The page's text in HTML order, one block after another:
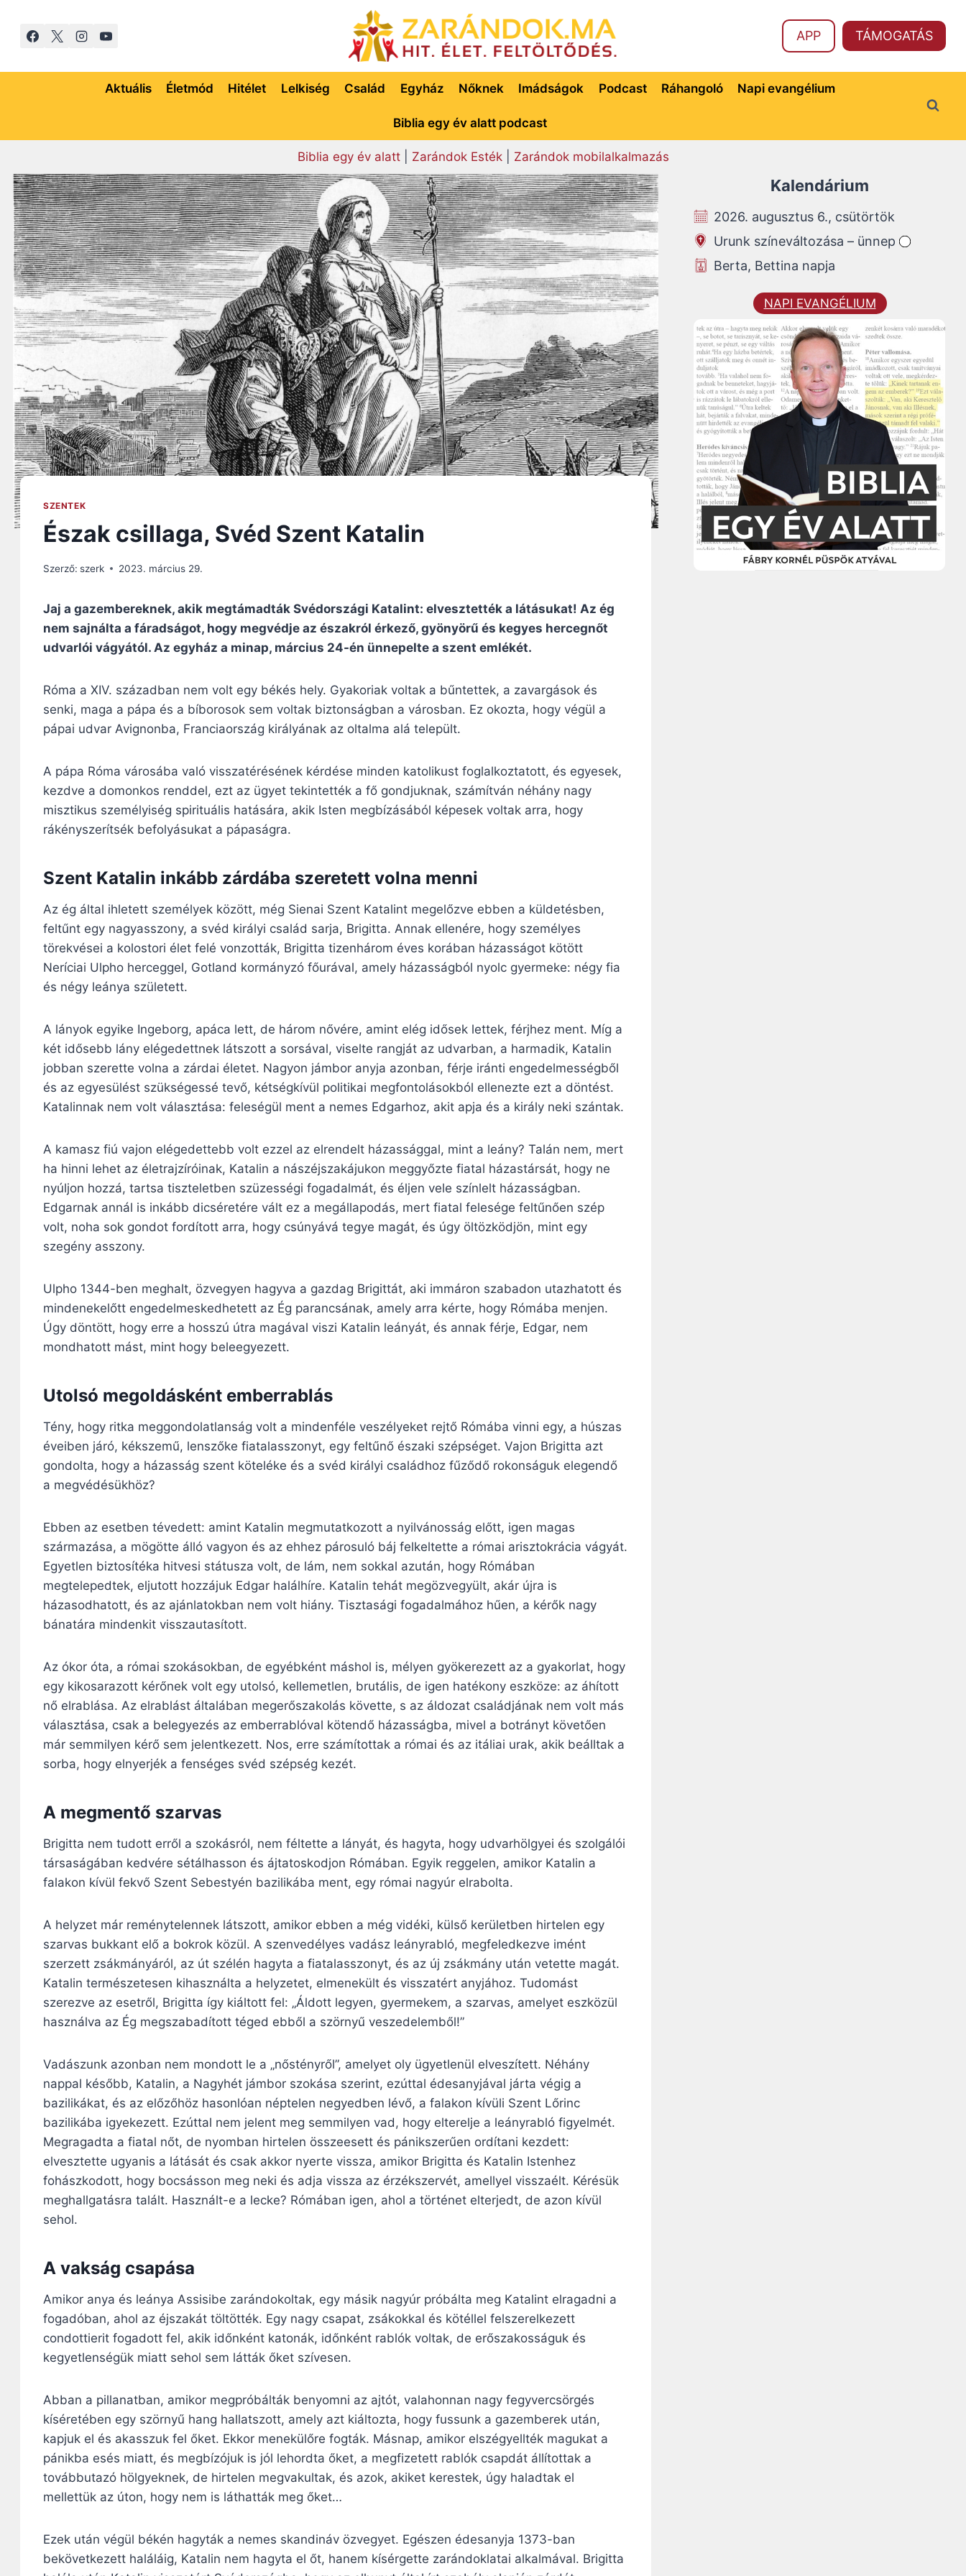
APP TÁMOGATÁS
Aktuális Életmód Hitélet Lelkiség Család Egyház Nőknek Imádságok Podcast Ráhangoló Napi evangélium
Biblia egy év alatt podcast
Biblia egy év alatt| Zarándok Esték| Zarándok mobilalkalmazás
SZENTEK
Észak csillaga, Svéd Szent Katalin
Szerző: szerk 2023. március 29.
Jaj a gazembereknek, akik megtámadták Svédországi Katalint: elvesztették a látásukat! Az ég
nem sajnálta a fáradságot, hogy megvédje az északról érkező, gyönyörű és kegyes hercegnőt
udvarlói vágyától. Az egyház a minap, március 24-én ünnepelte a szent emlékét.
Róma a XIV. században nem volt egy békés hely. Gyakoriak voltak a bűntettek, a zavargások és
senki, maga a pápa és a bíborosok sem voltak biztonságban a városban. Ez okozta, hogy végül a
pápai udvar Avignonba, Franciaország királyának az oltalma alá települt.
A pápa Róma városába való visszatérésének kérdése minden katolikust foglalkoztatott, és egyesek,
kezdve a domonkos renddel, ezt az ügyet tekintették a fő gondjuknak, számítván néhány nagy
misztikus személyiség spirituális hatására, akik Isten megbízásából képesek voltak arra, hogy
rákényszerítsék befolyásukat a pápaságra.
Szent Katalin inkább zárdába szeretett volna menni
Az ég által ihletett személyek között, még Sienai Szent Katalint megelőzve ebben a küldetésben,
feltűnt egy nagyasszony, a svéd királyi család sarja, Brigitta. Annak ellenére, hogy személyes
törekvései a kolostori élet felé vonzották, Brigitta tizenhárom éves korában házasságot kötött
Neríciai Ulpho herceggel, Gotland kormányzó főurával, amely házasságból nyolc gyermeke: négy fia
és négy leánya született.
A lányok egyike Ingeborg, apáca lett, de három nővére, amint elég idősek lettek, férjhez ment. Míg a
két idősebb lány elégedettnek látszott a sorsával, viselte rangját az udvarban, a harmadik, Katalin
jobban szerette volna a zárdai életet. Nagyon jámbor anyja azonban, férje iránti engedelmességből
és az egyesülést szükségessé tevő, kétségkívül politikai megfontolásokból ellenezte ezt a döntést.
Katalinnak nem volt választása: feleségül ment a nemes Edgarhoz, akit apja és a király neki szántak.
A kamasz fiú vajon elégedettebb volt ezzel az elrendelt házassággal, mint a leány? Talán nem, mert
ha hinni lehet az életrajzíróinak, Katalin a nászéjszakájukon meggyőzte fiatal házastársát, hogy ne
nyúljon hozzá, tartsa tiszteletben szüzességi fogadalmát, és éljen vele színlelt házasságban.
Edgarnak annál is inkább dicséretére vált ez a megállapodás, mert fiatal felesége feltűnően szép
volt, noha sok gondot fordított arra, hogy csúnyává tegye magát, és úgy öltözködjön, mint egy
szegény asszony.
Ulpho 1344-ben meghalt, özvegyen hagyva a gazdag Brigittát, aki immáron szabadon utazhatott és
mindenekelőtt engedelmeskedhetett az Ég parancsának, amely arra kérte, hogy Rómába menjen.
Úgy döntött, hogy erre a hosszú útra magával viszi Katalin leányát, és annak férje, Edgar, nem
mondhatott mást, mint hogy beleegyezett.
Utolsó megoldásként emberrablás
Tény, hogy ritka meggondolatlanság volt a mindenféle veszélyeket rejtő Rómába vinni egy, a húszas
éveiben járó, kékszemű, lenszőke fiatalasszonyt, egy feltűnő északi szépséget. Vajon Brigitta azt
gondolta, hogy a házasság szent köteléke és a svéd királyi családhoz fűződő rokonságuk elegendő
a megvédésükhöz?
Ebben az esetben tévedett: amint Katalin megmutatkozott a nyilvánosság előtt, igen magas
származása, a mögötte álló vagyon és az ehhez párosuló báj felkeltette a római arisztokrácia vágyát.
Egyetlen biztosítéka hitvesi státusza volt, de lám, nem sokkal azután, hogy Rómában
megtelepedtek, eljutott hozzájuk Edgar halálhíre. Katalin tehát megözvegyült, akár újra is
házasodhatott, és az ajánlatokban nem volt hiány. Tisztasági fogadalmához hűen, a kérők nagy
bánatára mindenkit visszautasított.
Az ókor óta, a római szokásokban, de egyébként máshol is, mélyen gyökerezett az a gyakorlat, hogy
egy kikosarazott kérőnek volt egy utolsó, kellemetlen, brutális, de igen hatékony eszköze: az áhított
nő elrablása. Az elrablást általában megerőszakolás követte, s az áldozat családjának nem volt más
választása, csak a belegyezés az emberrablóval kötendő házasságba, mivel a botrányt követően
már semmilyen kérő sem jelentkezett. Nos, erre számítottak a római és az itáliai urak, akik beálltak a
sorba, hogy elnyerjék a fenséges svéd szépség kezét.
A megmentő szarvas
Brigitta nem tudott erről a szokásról, nem féltette a lányát, és hagyta, hogy udvarhölgyei és szolgálói
társaságában kedvére sétálhasson és ájtatoskodjon Rómában. Egyik reggelen, amikor Katalin a
falakon kívül fekvő Szent Sebestyén bazilikába ment, egy római nagyúr elrabolta.
A helyzet már reménytelennek látszott, amikor ebben a még vidéki, külső kerületben hirtelen egy
szarvas bukkant elő a bokrok közül. A szenvedélyes vadász leányrabló, megfeledkezve imént
szerzett zsákmányáról, az út szélén hagyta a fiatalasszonyt, és az új zsákmány után vetette magát.
Katalin természetesen kihasználta a helyzetet, elmenekült és visszatért anyjához. Tudomást
szerezve az esetről, Brigitta így kiáltott fel: „Áldott legyen, gyermekem, a szarvas, amelyet eszközül
használva az Ég megszabadított téged ebből a szörnyű veszedelemből!”
Vadászunk azonban nem mondott le a „nőstényről”, amelyet oly ügyetlenül elveszített. Néhány
nappal később, Katalin, a Nagyhét jámbor szokása szerint, ezúttal édesanyjával járta végig a
bazilikákat, és az előzőhöz hasonlóan néptelen negyedben lévő, a falakon kívüli Szent Lőrinc
bazilikába igyekezett. Ezúttal nem jelent meg semmilyen vad, hogy elterelje a leányrabló figyelmét.
Megragadta a fiatal nőt, de nyomban hirtelen összeesett és pánikszerűen ordítani kezdett:
elvesztette ugyanis a látását és csak akkor nyerte vissza, amikor Brigitta és Katalin Istenhez
fohászkodott, hogy bocsásson meg neki és adja vissza az érzékszervét, amellyel visszaélt. Kérésük
meghallgatásra talált. Használt-e a lecke? Rómában igen, ahol a történet elterjedt, de azon kívül
sehol.
A vakság csapása
Amikor anya és leánya Assisibe zarándokoltak, egy másik nagyúr próbálta meg Katalint elragadni a
fogadóban, ahol az éjszakát töltötték. Egy nagy csapat, zsákokkal és kötéllel felszerelkezett
condottierit fogadott fel, akik időnként katonák, időnként rablók voltak, de erőszakosságuk és
kegyetlenségük miatt sehol sem látták őket szívesen.
Abban a pillanatban, amikor megpróbálták benyomni az ajtót, valahonnan nagy fegyvercsörgés
kíséretében egy szörnyű hang hallatszott, amely azt kiáltozta, hogy fussunk a gazemberek után,
kapjuk el és akasszuk fel őket. Ekkor menekülőre fogták. Másnap, amikor elszégyellték magukat a
pánikba esés miatt, és megbízójuk is jól lehordta őket, a megfizetett rablók csapdát állítottak a
továbbutazó hölgyeknek, de hirtelen megvakultak, és azok, akiket kerestek, úgy haladtak el
mellettük az úton, hogy nem is láthatták meg őket…
Ezek után végül békén hagyták a nemes skandináv özvegyet. Egészen édesanyja 1373-ban
bekövetkezett haláláig, Katalin nem hagyta el őt, hanem kísérgette zarándoklatai alkalmával. Brigitta
Kalendárium
2026. augusztus 6., csütörtök
Urunk színeváltozása – ünnep
Berta, Bettina napja
NAPI EVANGÉLIUM